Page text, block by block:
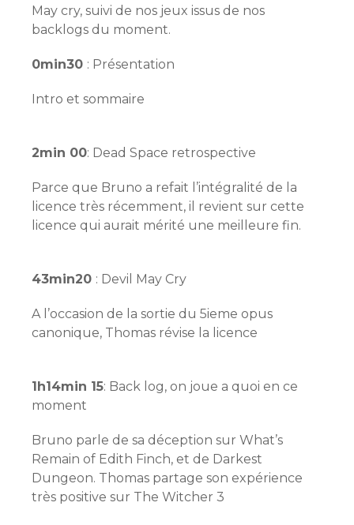
May cry, suivi de nos jeux issus de nos
backlogs du moment.
0min30 : Présentation
Intro et sommaire
2min 00: Dead Space retrospective
Parce que Bruno a refait l’intégralité de la
licence très récemment, il revient sur cette
licence qui aurait mérité une meilleure fin.
43min20 : Devil May Cry
A l’occasion de la sortie du 5ieme opus
canonique, Thomas révise la licence
1h14min 15: Back log, on joue a quoi en ce
moment
Bruno parle de sa déception sur What’s
Remain of Edith Finch, et de Darkest
Dungeon. Thomas partage son expérience
très positive sur The Witcher 3